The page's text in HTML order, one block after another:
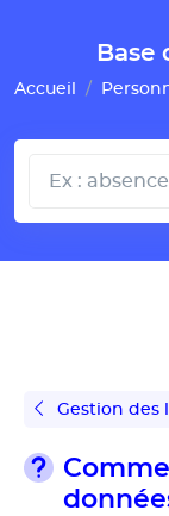
Base
Accueil
Gestion des